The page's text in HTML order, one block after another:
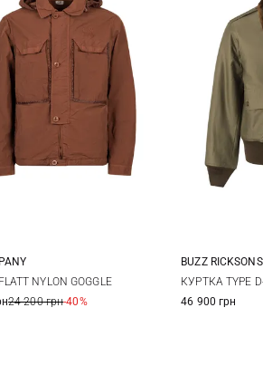
M L
NYLON GOGGLE
24 200 грн-40%
40
BUZZ RICKSONS
КУРТКА TYPE
46 900 грн